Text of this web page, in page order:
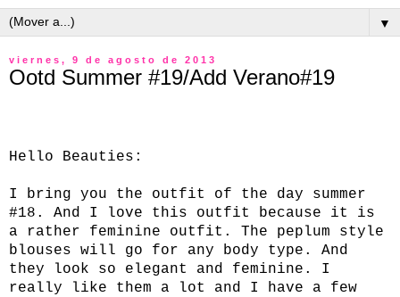
▼
viernes, 9 de agosto de 2013
Ootd Summer #19/Add Verano#19
Hello Beauties:
I bring you the outfit of the day summer
#18. And I love this outfit because it is
a rather feminine outfit. The peplum style
blouses will go for any body type. And
they look so elegant and feminine. I
really like them a lot and I have a few